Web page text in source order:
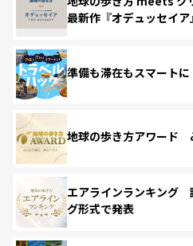
最新作『オデュッセイア
準備も滞在もスマート
地球の歩き方アワード
エアラインランキング
グ形式で発表